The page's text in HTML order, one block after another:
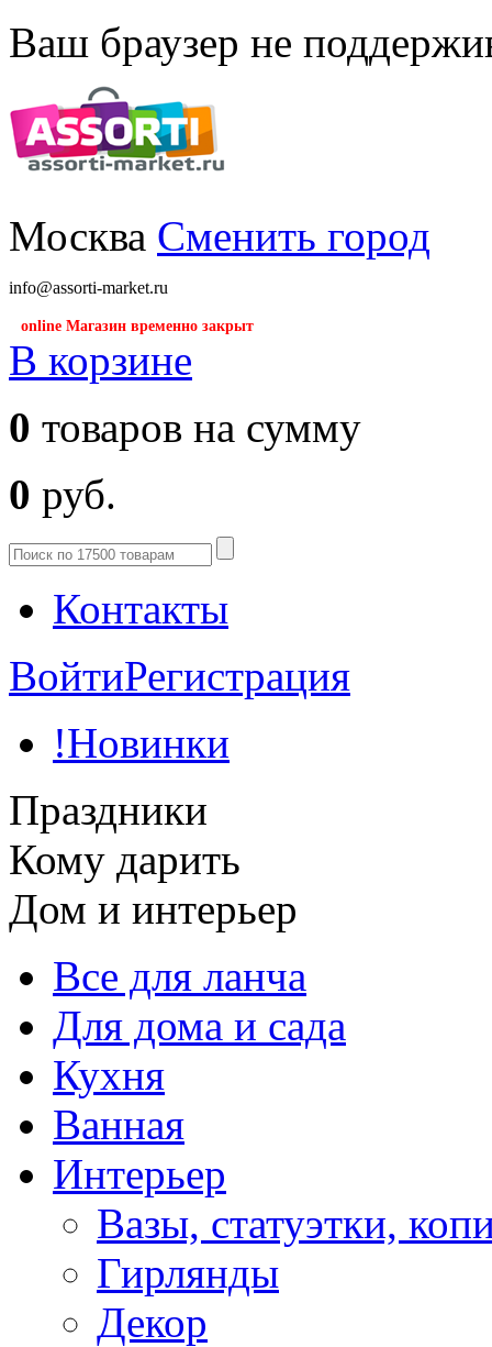
Ваш браузер не
Москва Сменить город
info@assorti-market.ru
online Магазин временно закрыт
В корзине
0 товаров на сумму
0 руб.
Контакты
ВойтиРегистрация
!Новинки
Праздники
Кому дарить
Дом и интерьер
Все для ланча
Для дома и сада
Кухня
Ванная
Интерьер
Вазы, статуэтки,
Гирлянды
Декор